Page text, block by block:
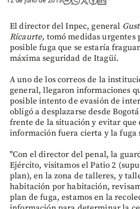
El director del Inpec, general
Ricaurte, tomó medidas urgentes
posible fuga que se estaría
máxima seguridad de Itagüí.
A uno de los correos de la
general, llegaron informaciones
posible intento de evasión de
obligó a desplazarse desde
frente de la situación y evitar que
información fuera cierta y la fuga
"Con el director del penal, la
Ejército, visitamos el Patio 2
plan), en la zona de talleres, y
habitación por habitación,
plan de fuga, estamos en la